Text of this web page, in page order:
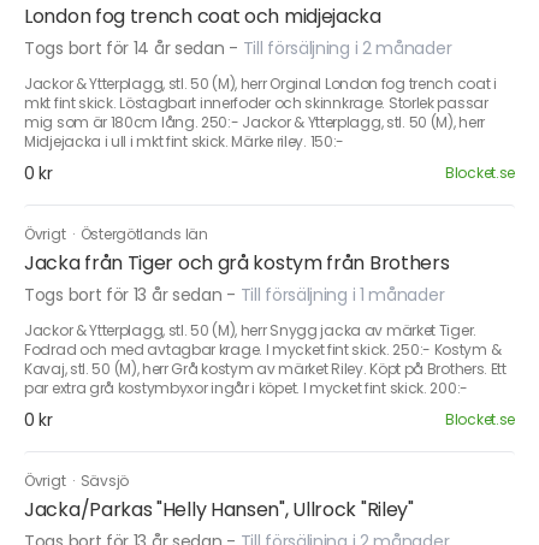
London fog trench coat och midjejacka
Togs bort för 14 år sedan - Till försäljning i 2 månader
Jackor & Ytterplagg, stl. 50 (M), herr Orginal London fog trench coat i
mkt fint skick. Löstagbart innerfoder och skinnkrage. Storlek passar
mig som är 180cm lång. 250:- Jackor & Ytterplagg, stl. 50 (M), herr
Midjejacka i ull i mkt fint skick. Märke riley. 150:-
0 kr Blocket.se
Övrigt · Östergötlands län
Jacka från Tiger och grå kostym från Brothers
Togs bort för 13 år sedan - Till försäljning i 1 månader
Jackor & Ytterplagg, stl. 50 (M), herr Snygg jacka av märket Tiger.
Fodrad och med avtagbar krage. I mycket fint skick. 250:- Kostym &
Kavaj, stl. 50 (M), herr Grå kostym av märket Riley. Köpt på Brothers. Ett
par extra grå kostymbyxor ingår i köpet. I mycket fint skick. 200:-
0 kr Blocket.se
Övrigt · Sävsjö
Jacka/Parkas "Helly Hansen", Ullrock "Riley"